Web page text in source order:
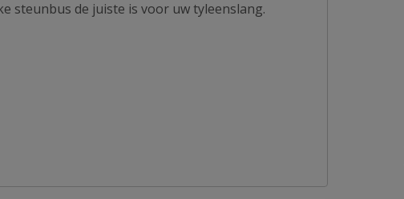
steunbus de juiste is voor uw tyleenslang.